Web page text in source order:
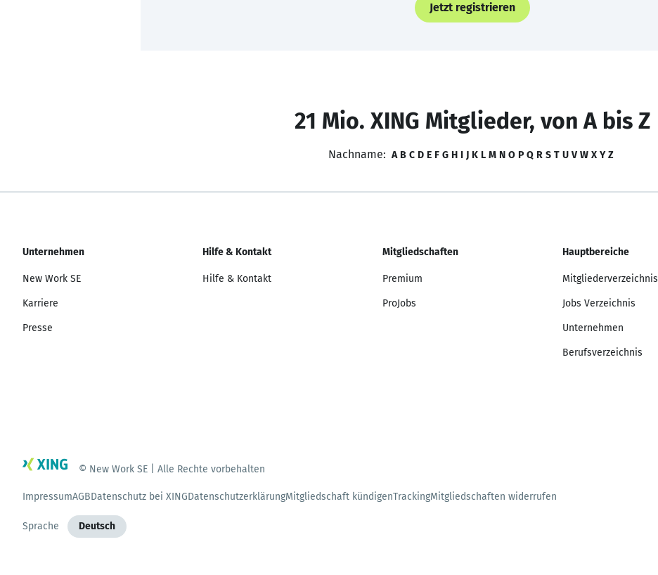
Jetzt registrieren
21 Mio. XING Mitglieder, von A bis Z
Nachname: A B C D E F G H I J K L M N O P Q R S T U V W X Y Z
Unternehmen
New Work SE
Karriere
Presse
Hilfe & Kontakt
Hilfe & Kontakt
Mitgliedschaften
Premium
ProJobs
Hauptbereiche
Mitgliederverzeichnis
Jobs Verzeichnis
Unternehmen
Berufsverzeichnis
© New Work SE | Alle Rechte vorbehalten
ImpressumAGBDatenschutz bei XINGDatenschutzerklärungMitgliedschaft kündigenTrackingMitgliedschaften widerrufen
Sprache Deutsch